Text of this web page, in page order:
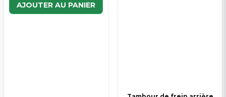
AJOUTER AU PANIER